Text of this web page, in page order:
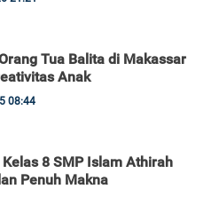
Tua Balita di Makassar
Anak
08:44
8 SMP Islam Athirah
Penuh Makna